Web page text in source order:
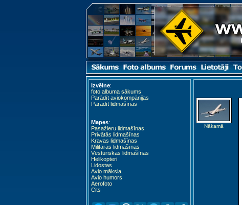
Izvēlne:
foto albuma sākums
Parādīt aviokompānijas
Parādīt lidmašīnas
Mapes:
Pasažieru lidmašīnas
Privātās lidmašīnas
Kravas lidmašīnas
Militārās lidmašīnas
Vēsturiskas lidmašīnas
Helikopteri
Lidostas
Avio māksla
Avio humors
Aerofoto
Cits
Nākamā